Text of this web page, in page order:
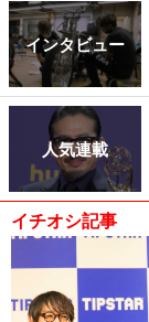
インタビュー
人気連載
イチオシ記事